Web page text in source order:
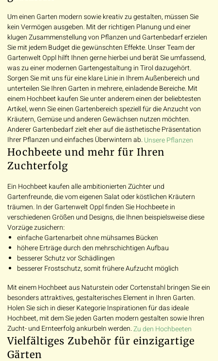
Um einen Garten modern sowie kreativ zu gestalten, müssen Sie
kein Vermögen ausgeben. Mit der richtigen Planung und einer
klugen Zusammenstellung von Pflanzen und Gartenbedarf erzielen
Sie mit jedem Budget die gewünschten Effekte. Unser Team der
Gartenwelt Oppl hilft Ihnen gerne hierbei und berät Sie umfassend,
was zu einer modernen Gartengestaltung in Tirol dazugehört.
Sorgen Sie mit uns für eine klare Linie in Ihrem Außenbereich und
unterteilen Sie Ihren Garten in mehrere, einladende Bereiche. Mit
einem Hochbeet kaufen Sie unter anderem einen der beliebtesten
Artikel, wenn Sie einen Gartenbereich speziell für die Anzucht von
Kräutern, Gemüse und anderen Gewächsen nutzen möchten.
Anderer Gartenbedarf zielt eher auf die ästhetische Präsentation
Ihrer Pflanzen und einfaches Überwintern ab.Unsere Pflanzen
Hochbeete und mehr für Ihren
Zuchterfolg
Ein Hochbeet kaufen alle ambitionierten Züchter und
Gartenfreunde, die vom eigenen Salat oder köstlichen Kräutern
träumen. In der Gartenwelt Oppl finden Sie Hochbeete in
verschiedenen Größen und Designs, die Ihnen beispielsweise diese
Vorzüge zusichern:
einfache Gartenarbeit ohne mühsames Bücken
höhere Erträge durch den mehrschichtigen Aufbau
besserer Schutz vor Schädlingen
besserer Frostschutz, somit frühere Aufzucht möglich
Mit einem Hochbeet aus Naturstein oder Cortenstahl bringen Sie ein
besonders attraktives, gestalterisches Element in Ihren Garten.
Holen Sie sich in dieser Kategorie Inspirationen für das ideale
Hochbeet, mit dem Sie jeden Garten modern gestalten sowie Ihren
Zucht- und Ernteerfolg ankurbeln werden.Zu den Hochbeeten
Vielfältiges Zubehör für einzigartige
Gärten